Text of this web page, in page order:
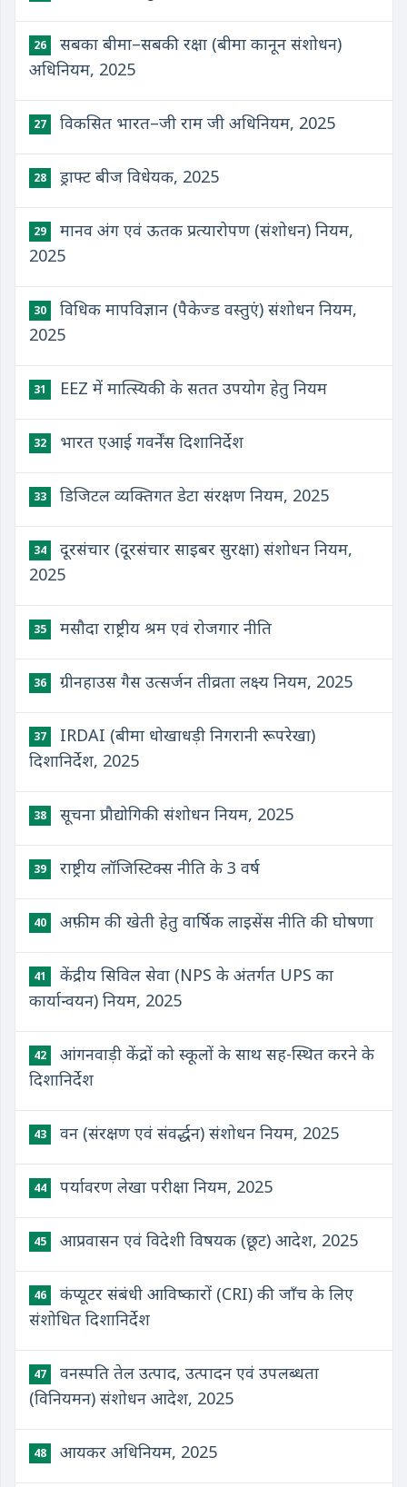
26
सबका बीमा–सबकी रक्षा (बीमा कानून संशोधन)
अधिनियम, 2025
27 विकसित भारत–जी राम जी अधिनियम, 2025
28 ड्राफ्ट बीज विधेयक, 2025
29
मानव अंग एवं ऊतक प्रत्यारोपण (संशोधन) नियम,
2025
30
विधिक मापविज्ञान (पैकेज्ड वस्तुएं) संशोधन नियम,
2025
31 EEZ में मात्स्यिकी के सतत उपयोग हेतु नियम
32 भारत एआई गवर्नेंस दिशानिर्देश
33 डिजिटल व्यक्तिगत डेटा संरक्षण नियम, 2025
34
दूरसंचार (दूरसंचार साइबर सुरक्षा) संशोधन नियम,
2025
35 मसौदा राष्ट्रीय श्रम एवं रोजगार नीति
36 ग्रीनहाउस गैस उत्सर्जन तीव्रता लक्ष्य नियम, 2025
37
IRDAI (बीमा धोखाधड़ी निगरानी रूपरेखा)
दिशानिर्देश, 2025
38 सूचना प्रौद्योगिकी संशोधन नियम, 2025
39 राष्ट्रीय लॉजिस्टिक्स नीति के 3 वर्ष
40 अफ़ीम की खेती हेतु वार्षिक लाइसेंस नीति की घोषणा
41
केंद्रीय सिविल सेवा (NPS के अंतर्गत UPS का
कार्यान्वयन) नियम, 2025
42
आंगनवाड़ी केंद्रों को स्कूलों के साथ सह-स्थित करने के
दिशानिर्देश
43 वन (संरक्षण एवं संवर्द्धन) संशोधन नियम, 2025
44 पर्यावरण लेखा परीक्षा नियम, 2025
45 आप्रवासन एवं विदेशी विषयक (छूट) आदेश, 2025
46
कंप्यूटर संबंधी आविष्कारों (CRI) की जाँच के लिए
संशोधित दिशानिर्देश
47
वनस्पति तेल उत्पाद, उत्पादन एवं उपलब्धता
(विनियमन) संशोधन आदेश, 2025
48 आयकर अधिनियम, 2025